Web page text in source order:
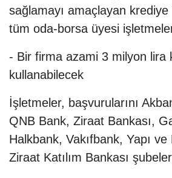
sağlamayı amaçlayan krediye
tüm oda-borsa üyesi
- Bir firma azami 3 milyon lira
kullanabilecek
İşletmeler, başvurularını
QNB Bank, Ziraat Bankası,
Halkbank, Vakıfbank, Yapı
Ziraat Katılım Bankası